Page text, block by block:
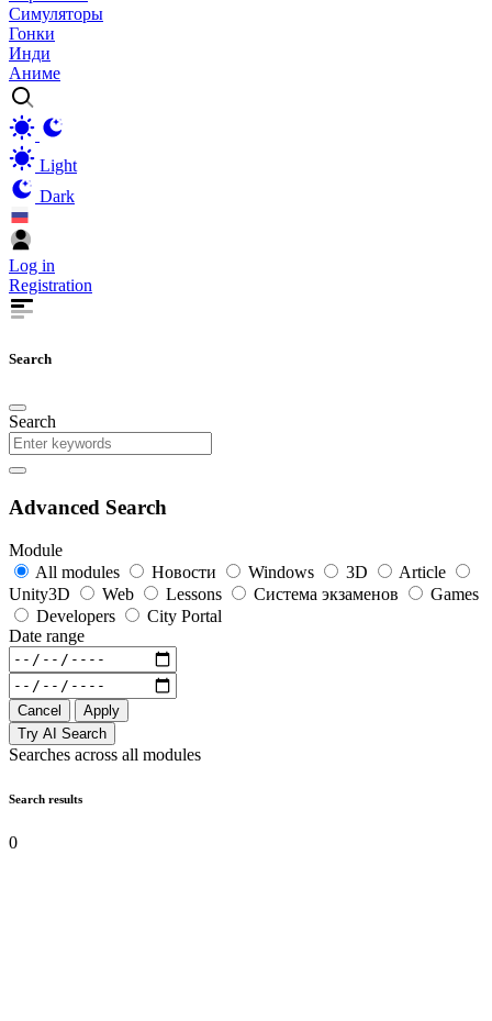
Симуляторы
Гонки
Инди
Аниме
Light
Dark
Log in
Registration
Search
Search
Advanced Search
Module
All modules
Новости Windows 3D
Article
Unity3D
Web Lessons Система экзаменов
Games
Developers
City Portal
Date range
Cancel
Apply
Try AI Search
Searches across all modules
Search results
0